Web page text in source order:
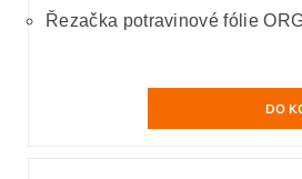
Řezačka potravinové fólie